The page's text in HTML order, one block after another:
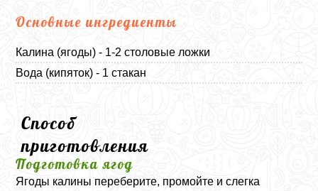
Основные ингредиенты
Калина (ягоды) - 1-2 столовые ложки
Вода (кипяток) - 1 стакан
Способ
приготовления
Подготовка ягод
Ягоды калины переберите, промойте и слегка